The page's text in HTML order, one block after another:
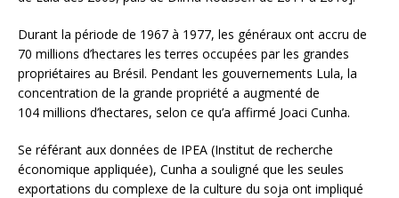
Durant la période de 1967 à 1977, les généraux ont accru de
70 millions d’hectares les terres occupées par les grandes
propriétaires au Brésil. Pendant les gouvernements Lula, la
concentration de la grande propriété a augmenté de
104 millions d’hectares, selon ce qu’a affirmé Joaci Cunha.
Se référant aux données de IPEA (Institut de recherche
économique appliquée), Cunha a souligné que les seules
exportations du complexe de la culture du soja ont impliqué